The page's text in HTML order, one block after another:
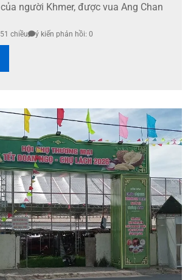
người Khmer, được vua Ang Chan
chiều ý kiến phản hồi: 0